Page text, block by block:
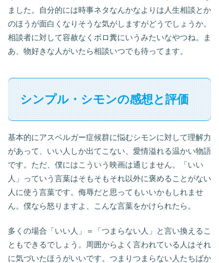
ました。自分的には時事ネタなんかなよりは人生相談とか
のほうが面白くなりそうな気がしますがどうでしょうか。
相談者に対して容赦なくボロ糞にいうみたいなやつね。ま
あ、物好きな人がいたら相談いつでも待ってます。
シンプル・シモンの感想と評価
基本的にアスペルガー症候群に悩むシモンに対して理解力
があって、いい人しか出てこない、愛情溢れる温かい物語
です。ただ、僕にはこういう映画は通じません。「いい
人」っていう言葉はそもそもそれ以外に褒めることがない
人に使う言葉です。侮辱だと思ってもいいかもしれませ
ん。僕なら怒りますよ、こんな言葉をかけられたら。
多くの場合「いい人」＝「つまらない人」と言い換えるこ
ともできるでしょう。周囲からよく言われている人はそれ
に気づいたほうがいいです。つまりつまらない人たちばか